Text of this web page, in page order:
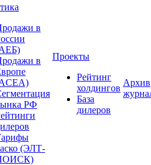
в
в
РФ
(ЭЛТ-
Проекты
Рейтинг
холдингов
База
дилеров
Архив